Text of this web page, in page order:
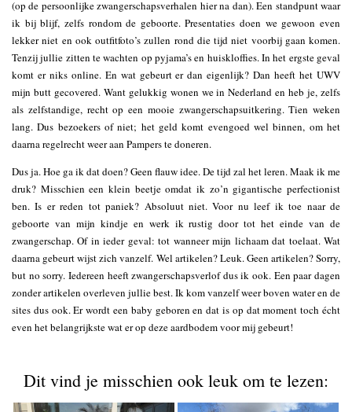
(op de persoonlijke zwangerschapsverhalen hier na dan). Een standpunt waar
ik bij blijf, zelfs rondom de geboorte. Presentaties doen we gewoon even
lekker niet en ook outfitfoto’s zullen rond die tijd niet voorbij gaan komen.
Tenzij jullie zitten te wachten op pyjama’s en huiskloffies. In het ergste geval
komt er niks online. En wat gebeurt er dan eigenlijk? Dan heeft het UWV
mijn butt gecovered. Want gelukkig wonen we in Nederland en heb je, zelfs
als zelfstandige, recht op een mooie zwangerschapsuitkering. Tien weken
lang. Dus bezoekers of niet; het geld komt evengoed wel binnen, om het
daarna regelrecht weer aan Pampers te doneren.
Dus ja. Hoe ga ik dat doen? Geen flauw idee. De tijd zal het leren. Maak ik me
druk? Misschien een klein beetje omdat ik zo’n gigantische perfectionist
ben. Is er reden tot paniek? Absoluut niet. Voor nu leef ik toe naar de
geboorte van mijn kindje en werk ik rustig door tot het einde van de
zwangerschap. Of in ieder geval: tot wanneer mijn lichaam dat toelaat. Wat
daarna gebeurt wijst zich vanzelf. Wel artikelen? Leuk. Geen artikelen? Sorry,
but no sorry. Iedereen heeft zwangerschapsverlof dus ik ook. Een paar dagen
zonder artikelen overleven jullie best. Ik kom vanzelf weer boven water en de
sites dus ook. Er wordt een baby geboren en dat is op dat moment toch écht
even het belangrijkste wat er op deze aardbodem voor mij gebeurt!
Dit vind je misschien ook leuk om te lezen: